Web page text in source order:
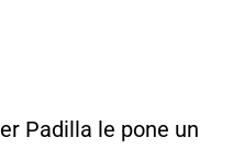
Padilla le pone un